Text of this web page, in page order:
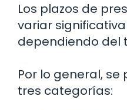
Los plazos de
variar
dependiendo del
Por lo general,
tres categorías: